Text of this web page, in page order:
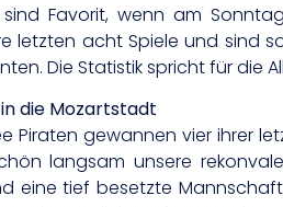
Favorit, wenn am
letzten acht Spiele und sind
Die Statistik spricht für die
die Mozartstadt
Piraten gewannen vier ihrer
langsam unsere
eine tief besetzte